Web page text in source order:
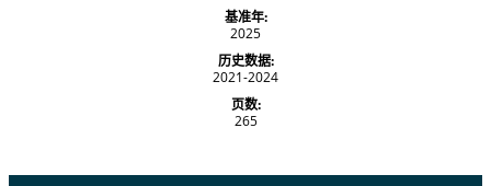
基准年:
2025
历史数据:
2021-2024
页数:
265